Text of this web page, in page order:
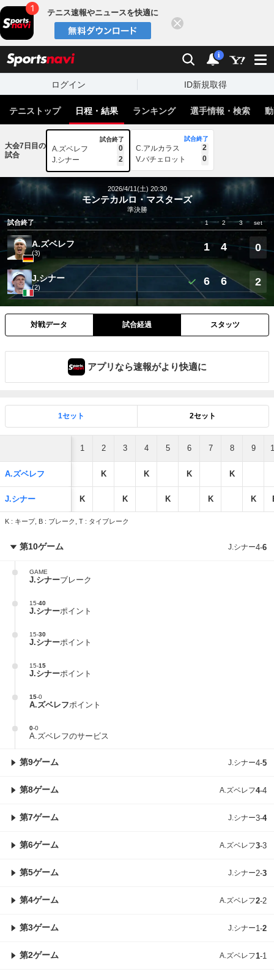
テニス速報やニュースを快適に
検索 通知
i
ログイン ID新規取得
テニストップ 日程・結果 ランキング 選手情報・検索
大会7日目の
試合
試合終了
A.ズベレフ
0
J.シナー
2
試合終了
C.アルカラス
2
V.バチェロット
0
2026/4/11(土) 20:30
モンテカルロ・マスターズ
準決勝
試合終了
1 2 3 set
A.ズベレフ
(3) 1 4 0
J.シナー
(2) 6 6 2
対戦データ 試合経過 スタッツ
アプリなら速報がより快適に
1セット 2セット
1 2 3 4 5 6 7 8 9
A.ズベレフ K K K K
J.シナー K K K K K
K : キープ, B : ブレーク, T : タイブレーク
第10ゲーム J.シナー4-6
GAME
J.シナーブレーク
15-40
J.シナーポイント
15-30
J.シナーポイント
15-15
J.シナーポイント
15-0
A.ズベレフポイント
0-0
A.ズベレフのサービス
第9ゲーム J.シナー4-5
第8ゲーム A.ズベレフ4-4
第7ゲーム J.シナー3-4
第6ゲーム A.ズベレフ3-3
第5ゲーム J.シナー2-3
第4ゲーム A.ズベレフ2-2
第3ゲーム J.シナー1-2
第2ゲーム A.ズベレフ1-1